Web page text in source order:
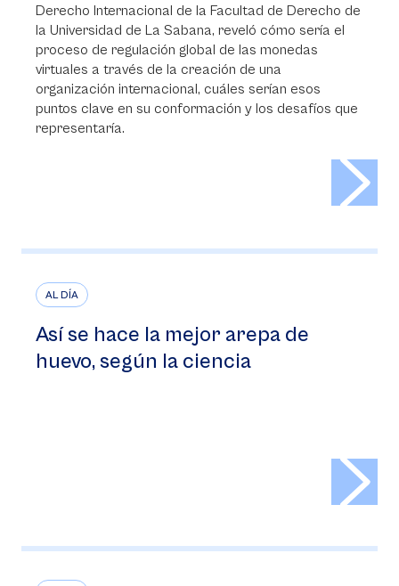
Derecho Internacional de la Facultad de Derecho de
la Universidad de La Sabana, reveló cómo sería el
proceso de regulación global de las monedas
virtuales a través de la creación de una
organización internacional, cuáles serían esos
puntos clave en su conformación y los desafíos que
representaría.
AL DÍA
Así se hace la mejor arepa de
huevo, según la ciencia